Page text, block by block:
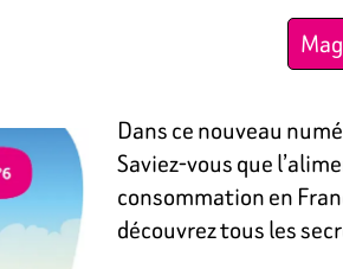
Dans ce nouveau
Saviez-vous que
consommation en
découvrez tous les